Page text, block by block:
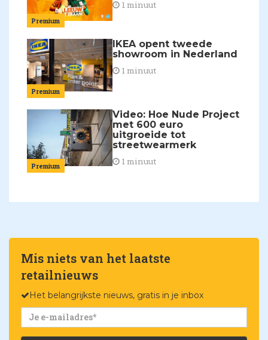
Premium
1 minuut
Premium
IKEA opent tweede
showroom in Nederland
1 minuut
Premium
Video: Hoe Nude Project
met 600 euro
uitgroeide tot
streetwearmerk
1 minuut
Mis niets van het laatste
retailnieuws
Het belangrijkste nieuws, gratis in je inbox